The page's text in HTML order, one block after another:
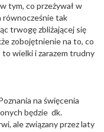
tym, co przeżywał w
równocześnie tak
trwogę zbliżającej się
zobojętnienie na to, co
wielki i zarazem trudny
na święcenia
będzie dk.
ale związany przez laty